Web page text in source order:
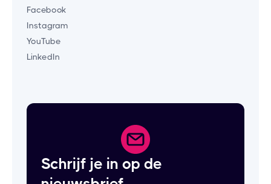
Facebook
Instagram
YouTube
LinkedIn
Schrijf je in op de